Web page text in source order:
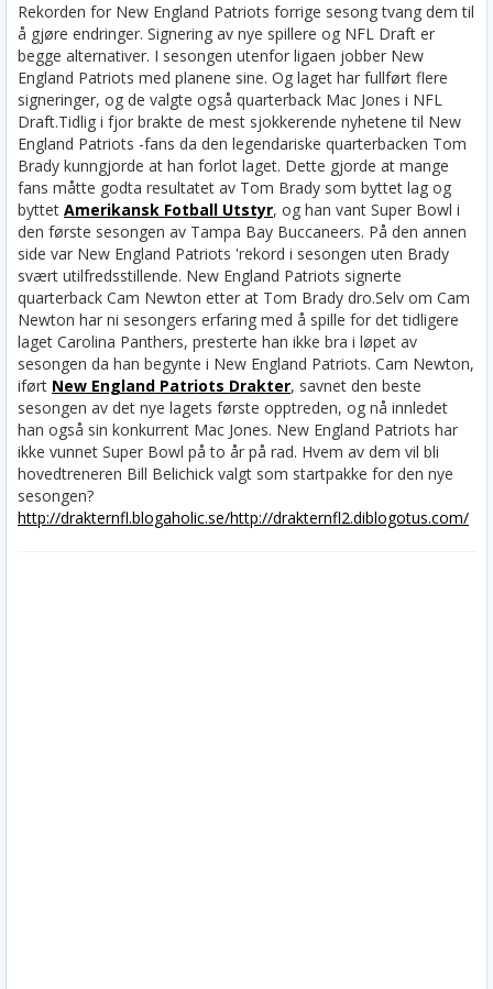
Rekorden for New England Patriots forrige sesong tvang dem til
å gjøre endringer. Signering av nye spillere og NFL Draft er
begge alternativer. I sesongen utenfor ligaen jobber New
England Patriots med planene sine. Og laget har fullført flere
signeringer, og de valgte også quarterback Mac Jones i NFL
Draft.Tidlig i fjor brakte de mest sjokkerende nyhetene til New
England Patriots -fans da den legendariske quarterbacken Tom
Brady kunngjorde at han forlot laget. Dette gjorde at mange
fans måtte godta resultatet av Tom Brady som byttet lag og
byttet Amerikansk Fotball Utstyr, og han vant Super Bowl i
den første sesongen av Tampa Bay Buccaneers. På den annen
side var New England Patriots 'rekord i sesongen uten Brady
svært utilfredsstillende. New England Patriots signerte
quarterback Cam Newton etter at Tom Brady dro.Selv om Cam
Newton har ni sesongers erfaring med å spille for det tidligere
laget Carolina Panthers, presterte han ikke bra i løpet av
sesongen da han begynte i New England Patriots. Cam Newton,
iført New England Patriots Drakter, savnet den beste
sesongen av det nye lagets første opptreden, og nå innledet
han også sin konkurrent Mac Jones. New England Patriots har
ikke vunnet Super Bowl på to år på rad. Hvem av dem vil bli
hovedtreneren Bill Belichick valgt som startpakke for den nye
sesongen?
http://drakternfl.blogaholic.se/http://drakternfl2.diblogotus.com/